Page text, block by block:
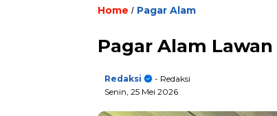
Home / Pagar Alam
Pagar Alam
Redaksi
- Redaksi
Senin, 25 Mei 2026